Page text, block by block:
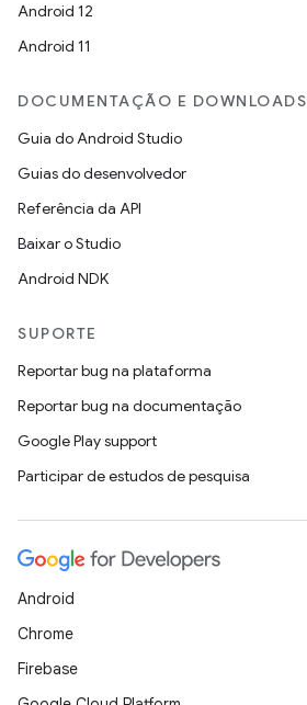
Android 12
Android 11
DOCUMENTAÇÃO E DOWNLOADS
Guia do Android Studio
Guias do desenvolvedor
Referência da API
Baixar o Studio
Android NDK
SUPORTE
Reportar bug na plataforma
Reportar bug na documentação
Google Play support
Participar de estudos de pesquisa
Android
Chrome
Firebase